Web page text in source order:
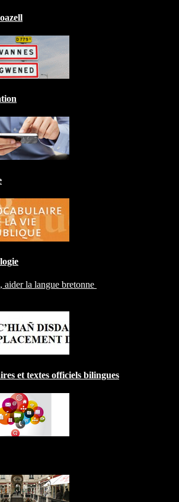
aider la langue bretonne
et textes officiels bilingues